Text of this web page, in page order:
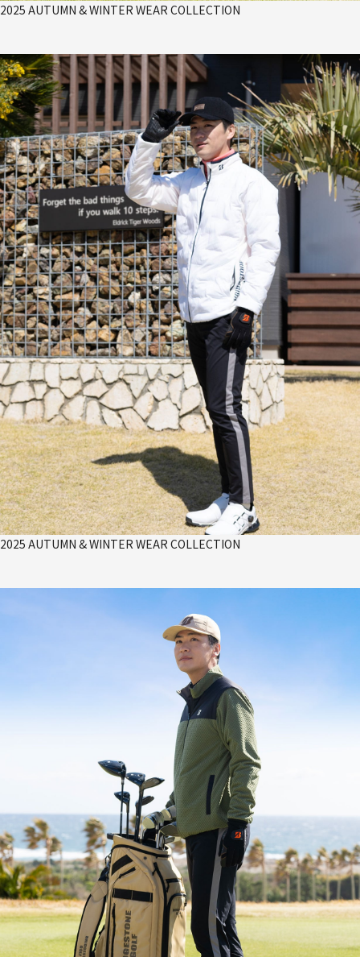
2025 AUTUMN & WINTER WEAR COLLECTION
2025 AUTUMN & WINTER WEAR COLLECTION